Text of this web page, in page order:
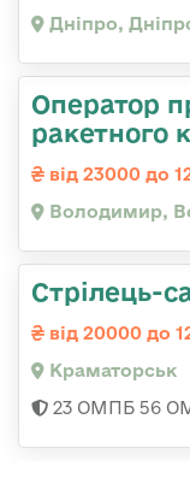
Дніпро,
Оператор
ракетного
від 23000 до
Володимир,
Стрілець-
від 20000 до
Краматорськ
23 ОМПБ 56